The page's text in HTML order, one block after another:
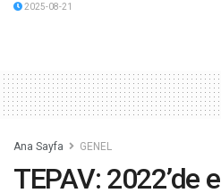
2025-08-21
Ana Sayfa GENEL
TEPAV: 2022’de